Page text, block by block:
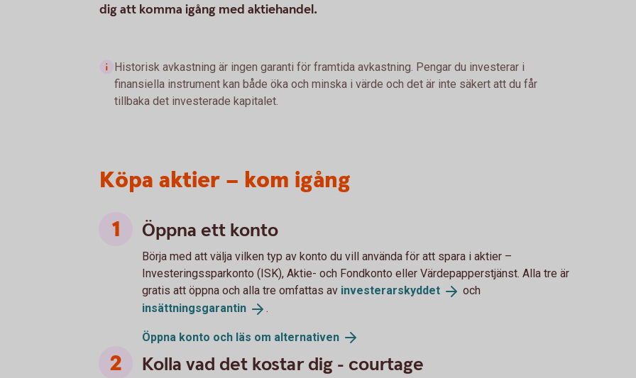
dig att komma igång med aktiehandel.
Historisk avkastning är ingen garanti för framtida avkastning. Pengar du investerar i
finansiella instrument kan både öka och minska i värde och det är inte säkert att du får
tillbaka det investerade kapitalet.
Köpa aktier – kom igång
Öppna ett konto
Börja med att välja vilken typ av konto du vill använda för att spara i aktier –
Investeringssparkonto (ISK), Aktie- och Fondkonto eller Värdepapperstjänst. Alla tre är
gratis att öppna och alla tre omfattas av investerarskyddet
och
insättningsgarantin
.
Öppna konto och läs om alternativen
Kolla vad det kostar dig - courtage